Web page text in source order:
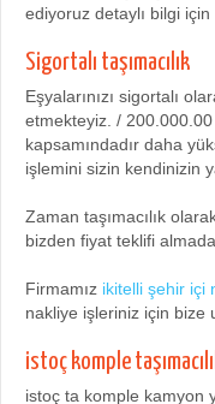
ediyoruz detaylı bilgi için
Sigortalı taşımacılık
Eşyalarınızı sigortalı
etmekteyiz. /
kapsamındadır daha
işlemini sizin kendinizin
Zaman taşımacılık
bizden fiyat teklifi
Firmamız ikitelli şehir içi
nakliye işleriniz için bize
istoç komple
istoç ta komple kamyon